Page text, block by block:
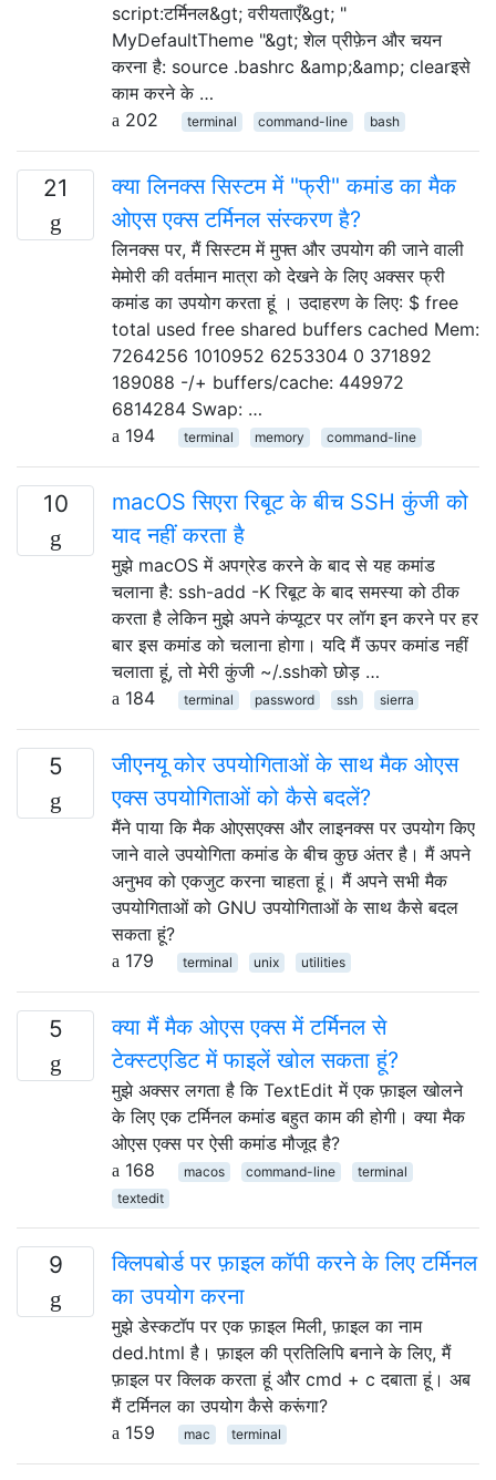
script:टर्मिनल&gt; वरीयताएँ&gt; "
MyDefaultTheme "&gt; शेल प्रीफ़ेन और चयन
करना है: source .bashrc &amp;&amp; clearइसे
काम करने के …
202
terminal command-line bash
21
क्या लिनक्स सिस्टम में "फ्री" कमांड का मैक
ओएस एक्स टर्मिनल संस्करण है?
लिनक्स पर, मैं सिस्टम में मुफ्त और उपयोग की जाने वाली
मेमोरी की वर्तमान मात्रा को देखने के लिए अक्सर फ्री
कमांड का उपयोग करता हूं । उदाहरण के लिए: $ free
total used free shared buffers cached Mem:
7264256 1010952 6253304 0 371892
189088 -/+ buffers/cache: 449972
6814284 Swap: …
194
terminal memory command-line
10
macOS सिएरा रिबूट के बीच SSH कुंजी को
याद नहीं करता है
मुझे macOS में अपग्रेड करने के बाद से यह कमांड
चलाना है: ssh-add -K रिबूट के बाद समस्या को ठीक
करता है लेकिन मुझे अपने कंप्यूटर पर लॉग इन करने पर हर
बार इस कमांड को चलाना होगा। यदि मैं ऊपर कमांड नहीं
चलाता हूं, तो मेरी कुंजी ~/.sshको छोड़ …
184
terminal password ssh sierra
5
जीएनयू कोर उपयोगिताओं के साथ मैक ओएस
एक्स उपयोगिताओं को कैसे बदलें?
मैंने पाया कि मैक ओएसएक्स और लाइनक्स पर उपयोग किए
जाने वाले उपयोगिता कमांड के बीच कुछ अंतर है। मैं अपने
अनुभव को एकजुट करना चाहता हूं। मैं अपने सभी मैक
उपयोगिताओं को GNU उपयोगिताओं के साथ कैसे बदल
सकता हूं?
179
terminal unix utilities
5
क्या मैं मैक ओएस एक्स में टर्मिनल से
टेक्स्टएडिट में फाइलें खोल सकता हूं?
मुझे अक्सर लगता है कि TextEdit में एक फ़ाइल खोलने
के लिए एक टर्मिनल कमांड बहुत काम की होगी। क्या मैक
ओएस एक्स पर ऐसी कमांड मौजूद है?
168
macos command-line
terminal
textedit
9
क्लिपबोर्ड पर फ़ाइल कॉपी करने के लिए टर्मिनल
का उपयोग करना
मुझे डेस्कटॉप पर एक फ़ाइल मिली, फ़ाइल का नाम
ded.html है। फ़ाइल की प्रतिलिपि बनाने के लिए, मैं
फ़ाइल पर क्लिक करता हूं और cmd + c दबाता हूं। अब
मैं टर्मिनल का उपयोग कैसे करूंगा?
159
mac terminal